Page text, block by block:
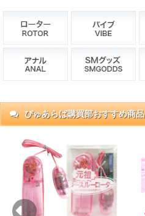
ぴゅあらば購買部おすすめ商品
Previous